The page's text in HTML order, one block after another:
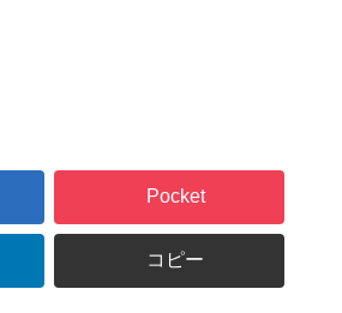
Pocket
コピー